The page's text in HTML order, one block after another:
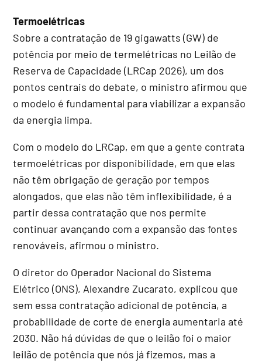
Termoelétricas
Sobre a contratação de 19 gigawatts (GW) de
potência por meio de termelétricas no Leilão de
Reserva de Capacidade (LRCap 2026), um dos
pontos centrais do debate, o ministro afirmou que
o modelo é fundamental para viabilizar a expansão
da energia limpa.
Com o modelo do LRCap, em que a gente contrata
termoelétricas por disponibilidade, em que elas
não têm obrigação de geração por tempos
alongados, que elas não têm inflexibilidade, é a
partir dessa contratação que nos permite
continuar avançando com a expansão das fontes
renováveis, afirmou o ministro.
O diretor do Operador Nacional do Sistema
Elétrico (ONS), Alexandre Zucarato, explicou que
sem essa contratação adicional de potência, a
probabilidade de corte de energia aumentaria até
2030. Não há dúvidas de que o leilão foi o maior
leilão de potência que nós já fizemos, mas a